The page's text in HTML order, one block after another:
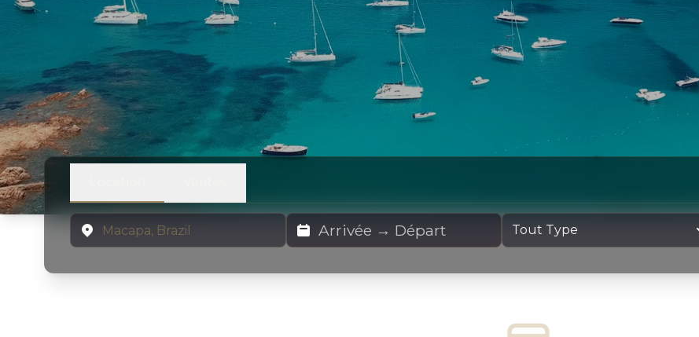
Emplacement Dates de location Type de yacht